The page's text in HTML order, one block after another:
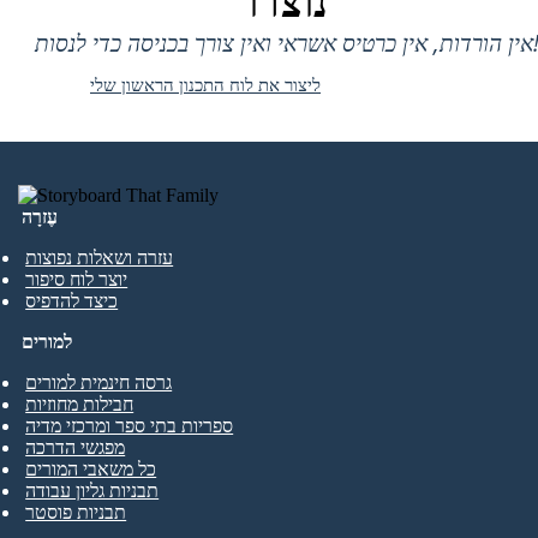
אין הורדות, אין כרטיס אשראי ואין צורך בכניסה כדי לנסות!
ליצור את לוח התכנון הראשון שלי
עֶזרָה
עזרה ושאלות נפוצות
יוצר לוח סיפור
כיצד להדפיס
למורים
גרסה חינמית למורים
חבילות מחוזיות
ספריות בתי ספר ומרכזי מדיה
מפגשי הדרכה
כל משאבי המורים
תבניות גליון עבודה
תבניות פוסטר